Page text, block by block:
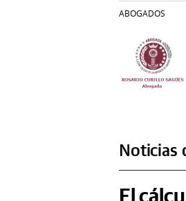
ABOGADOS
Noticias
El